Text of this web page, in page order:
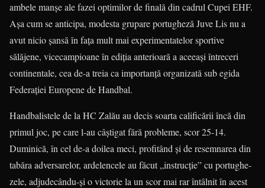
ambele manşe ale fazei optimilor de finală din cadrul Cu­pei EHF.
Aşa cum se anticipa, modes­ta grupare portugheză Juve Lis nu a
avut nicio şansă în faţa mult mai experimentatelor sportive
sălăjene, vicecampioane în ediţia anterioară a aceeaşi întreceri
continentale, cea de-a treia ca importanţă organizată sub egida
Federaţiei Europene de Handbal.
Handbalistele de la HC Zalău au decis soarta calificării încă din
primul joc, pe care l-au câştigat fără proble­me, scor 25-14.
Duminică, în cel de-a doilea meci, profitând şi de resemna­rea din
tabăra adversarelor, ardelen­cele au făcut „instrucţie” cu portughe­
ze­le, adjudecându-şi o victorie la un scor mai rar întâlnit în acest